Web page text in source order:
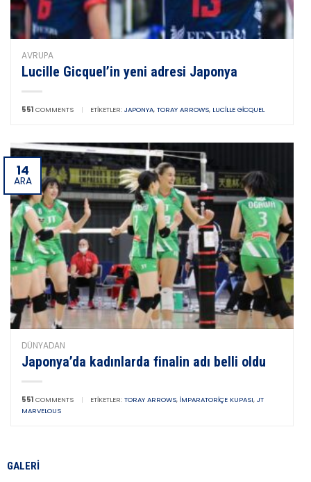
AVRUPA
Lucille Gicquel’in yeni adresi Japonya
551 COMMENTS | ETIKETLER: JAPONYA, TORAY ARROWS, LUCILLE GICQUEL
14
ARA
DÜNYADAN
Japonya’da kadınlarda finalin adı belli oldu
551 COMMENTS | ETIKETLER: TORAY ARROWS, İMPARATORIÇE KUPASI, JT
MARVELOUS
GALERI